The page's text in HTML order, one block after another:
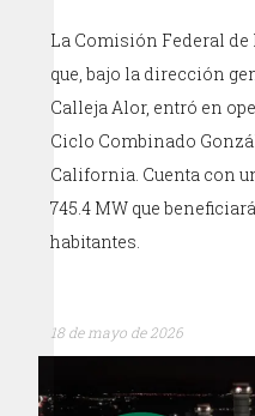
La Comisión Federal
que, bajo la dirección
Calleja Alor, entró en
Ciclo Combinado
California. Cuenta con
745.4 MW que
habitantes.
18 de mayo de 2026